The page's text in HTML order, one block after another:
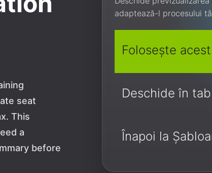
seat
This
a
before
adaptează-l procesului
Folosește
Deschide în
Înapoi la